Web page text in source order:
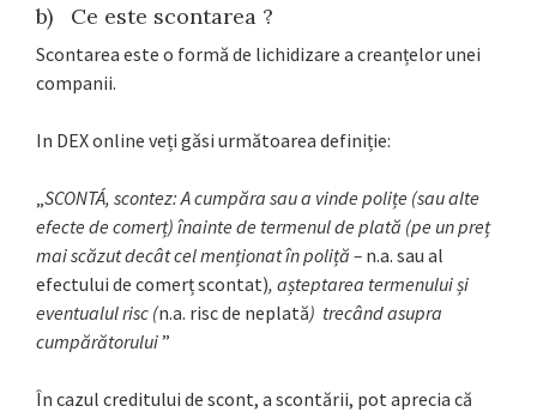
b) Ce este scontarea ?
Scontarea este o formă de lichidizare a creanțelor unei
companii.
In DEX online veți găsi următoarea definiție:
SCONTÁ, scontez: A cumpăra sau a vinde polițe (sau alte
efecte de comerț) înainte de termenul de plată (pe un preț
mai scăzut decât cel menționat în poliță – n.a. sau al
efectului de comerț scontat), așteptarea termenului și
eventualul risc (n.a. risc de neplată) trecând asupra
cumpărătorului”
În cazul creditului de scont, a scontării, pot aprecia că